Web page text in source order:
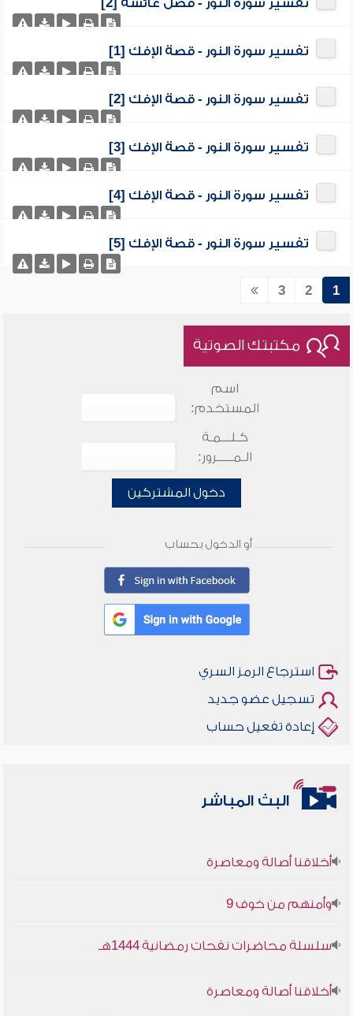
تفسير سورة النور - فضل عائشة [2]
تفسير سورة النور - قصة الإفك [1]
تفسير سورة النور - قصة الإفك [2]
تفسير سورة النور - قصة الإفك [3]
تفسير سورة النور - قصة الإفك [4]
تفسير سورة النور - قصة الإفك [5]
1
2
3
مكتبتك الصوتية
اسم
المستخدم:
كـلـــمـة
الـمـــــرور:
دخول المشتركين
أو الدخول بحساب
استرجاع الرمز السري
تسجيل عضو جديد
إعادة تفعيل حساب
البث المباشر
أخلاقنا أصالة ومعاصرة
وأمنهم من خوف 9
أخلاقنا أصالة ومعاصرة